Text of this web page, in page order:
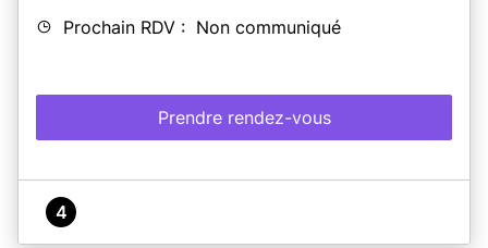
Prochain RDV : Non communiqué
Prendre rendez-vous
4